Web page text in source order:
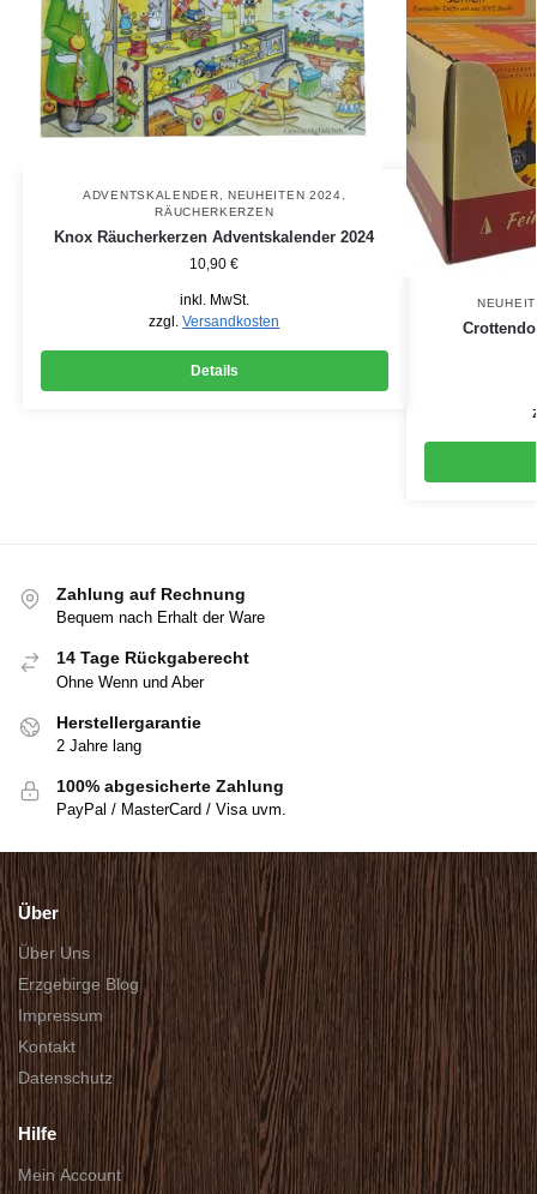
ADVENTSKALENDER NEUHEITEN 2024
RÄUCHERKERZEN
Knox Räucherkerzen Adventskalender 2024
10,90€
inkl. MwSt.
zzgl.Versandkosten
Details
Zahlung auf Rechnung
Bequem nach Erhalt der Ware
14 Tage Rückgaberecht
Ohne Wenn und Aber
Herstellergarantie
2 Jahre lang
100% abgesicherte Zahlung
PayPal / MasterCard / Visa uvm.
Über
Über Uns
Erzgebirge Blog
Impressum
Kontakt
Datenschutz
Hilfe
Mein Account